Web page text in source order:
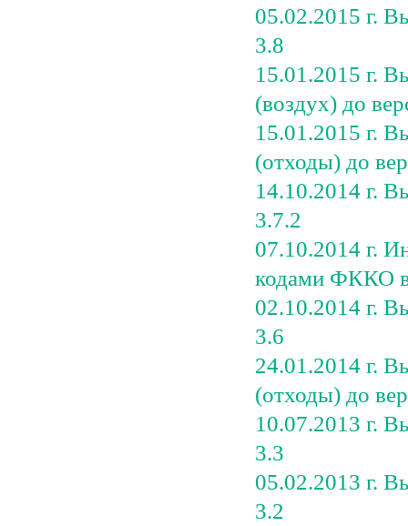
05.02.2015 г.
3.8
15.01.2015 г.
(воздух) до
15.01.2015 г.
(отходы) до
14.10.2014 г.
3.7.2
07.10.2014 г.
кодами ФККО
02.10.2014 г.
3.6
24.01.2014 г.
(отходы) до
10.07.2013 г.
3.3
05.02.2013 г.
3.2